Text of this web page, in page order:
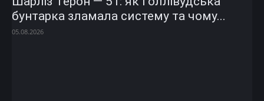
бунтарка зламала систему та чому...
05.08.2026